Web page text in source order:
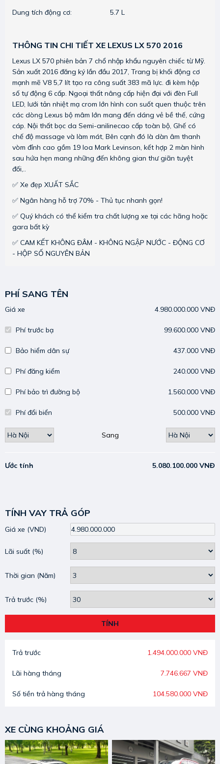
Dung tích động cơ: 5.7 L
THÔNG TIN CHI TIẾT XE LEXUS LX 570 2016
Lexus LX 570 phiên bản 7 chổ nhập khẩu nguyên chiếc từ Mỹ.
Sản xuất 2016 đăng ký lần đầu 2017, Trang bị khối động cơ
mạnh mẽ V8 5,7 lít tạo ra công suất 383 mã lực. đi kèm hộp
số tự động 6 cấp. Ngoại thất nâng cấp hiện đại với đèn Full
LED, lưới tản nhiệt mạ crom lớn hình con suốt quen thuộc trên
các dòng Lexus bộ mâm lớn mang đến dáng vẻ bề thế, cứng
cáp. Nội thất bọc da Semi-anilinecao cấp toàn bộ, Ghế có
chế độ massage và làm mát, Bên cạnh đó là dàn âm thanh
vòm đỉnh cao gồm 19 loa Mark Levinson, kết hợp 2 màn hình
sau hứa hẹn mang những đến không gian thư giãn tuyệt
đối,..
✅ Xe đẹp XUẤT SẮC
✅ Ngân hàng hỗ trợ 70% - Thủ tục nhanh gọn!
✅ Quý khách có thể kiểm tra chất lượng xe tại các hãng hoặc
gara bất kỳ
✅ CAM KẾT KHÔNG ĐÂM - KHÔNG NGẬP NƯỚC - ĐỘNG CƠ
- HỘP SỐ NGUYÊN BẢN
PHÍ SANG TÊN
Giá xe 4.980.000.000 VNĐ
Phí trước bạ 99.600.000 VNĐ
Bảo hiểm dân sự 437.000 VNĐ
Phí đăng kiểm 240.000 VNĐ
Phí bảo trì đường bộ 1.560.000 VNĐ
Phí đổi biển 500.000 VNĐ
Sang
Ước tính 5.080.100.000 VNĐ
TÍNH VAY TRẢ GÓP
Giá xe (VND)
Lãi suất (%)
Thời gian (Năm)
Trả trước (%)
TÍNH
Trả trước 1.494.000.000 VNĐ
Lãi hàng tháng 7.746.667 VNĐ
Số tiền trả hàng tháng 104.580.000 VNĐ
XE CÙNG KHOẢNG GIÁ